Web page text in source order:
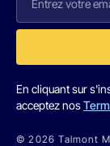
En cliquant sur
acceptez nos
© 2026 Talmont